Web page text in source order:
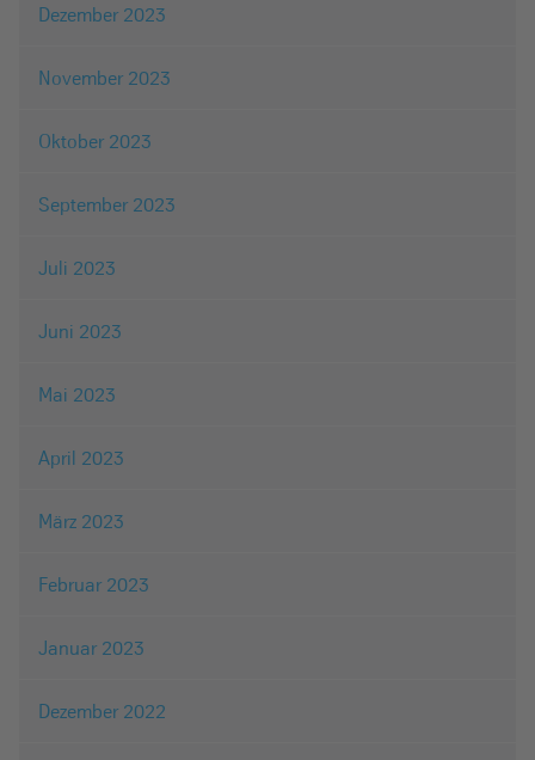
Dezember 2023
November 2023
Oktober 2023
September 2023
Juli 2023
Juni 2023
Mai 2023
April 2023
März 2023
Februar 2023
Januar 2023
Dezember 2022